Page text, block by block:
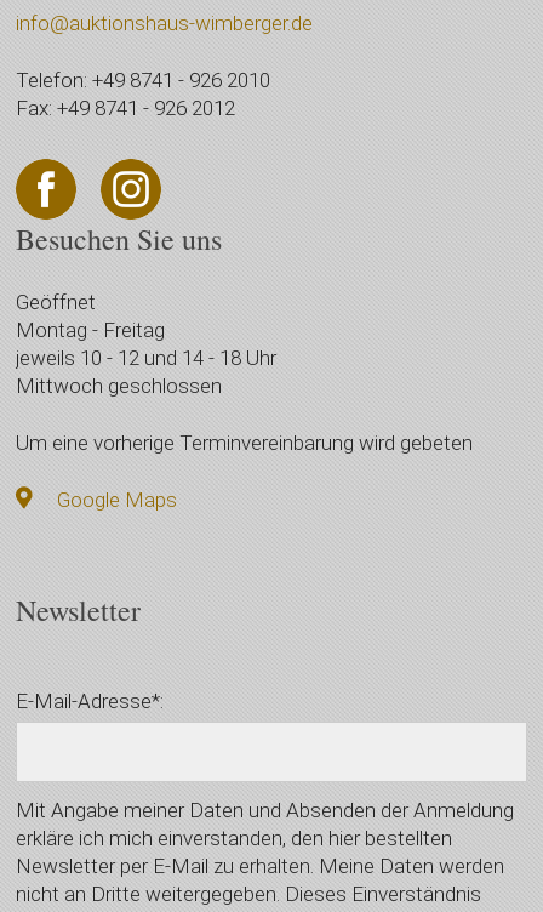
info@auktionshaus-wimberger.de
Telefon: +49 8741 - 926 2010
Fax: +49 8741 - 926 2012
Besuchen Sie uns
Geöffnet
Montag - Freitag
jeweils 10 - 12 und 14 - 18 Uhr
Mittwoch geschlossen
Um eine vorherige Terminvereinbarung wird gebeten
Google Maps
Newsletter
E-Mail-Adresse*:
Mit Angabe meiner Daten und Absenden der Anmeldung
erkläre ich mich einverstanden, den hier bestellten
Newsletter per E-Mail zu erhalten. Meine Daten werden
nicht an Dritte weitergegeben. Dieses Einverständnis